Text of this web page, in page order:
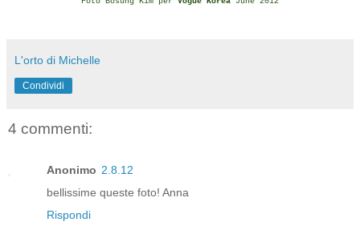
L'orto di Michelle
Condividi
4 commenti:
Anonimo 2.8.12
bellissime queste foto! Anna
Rispondi